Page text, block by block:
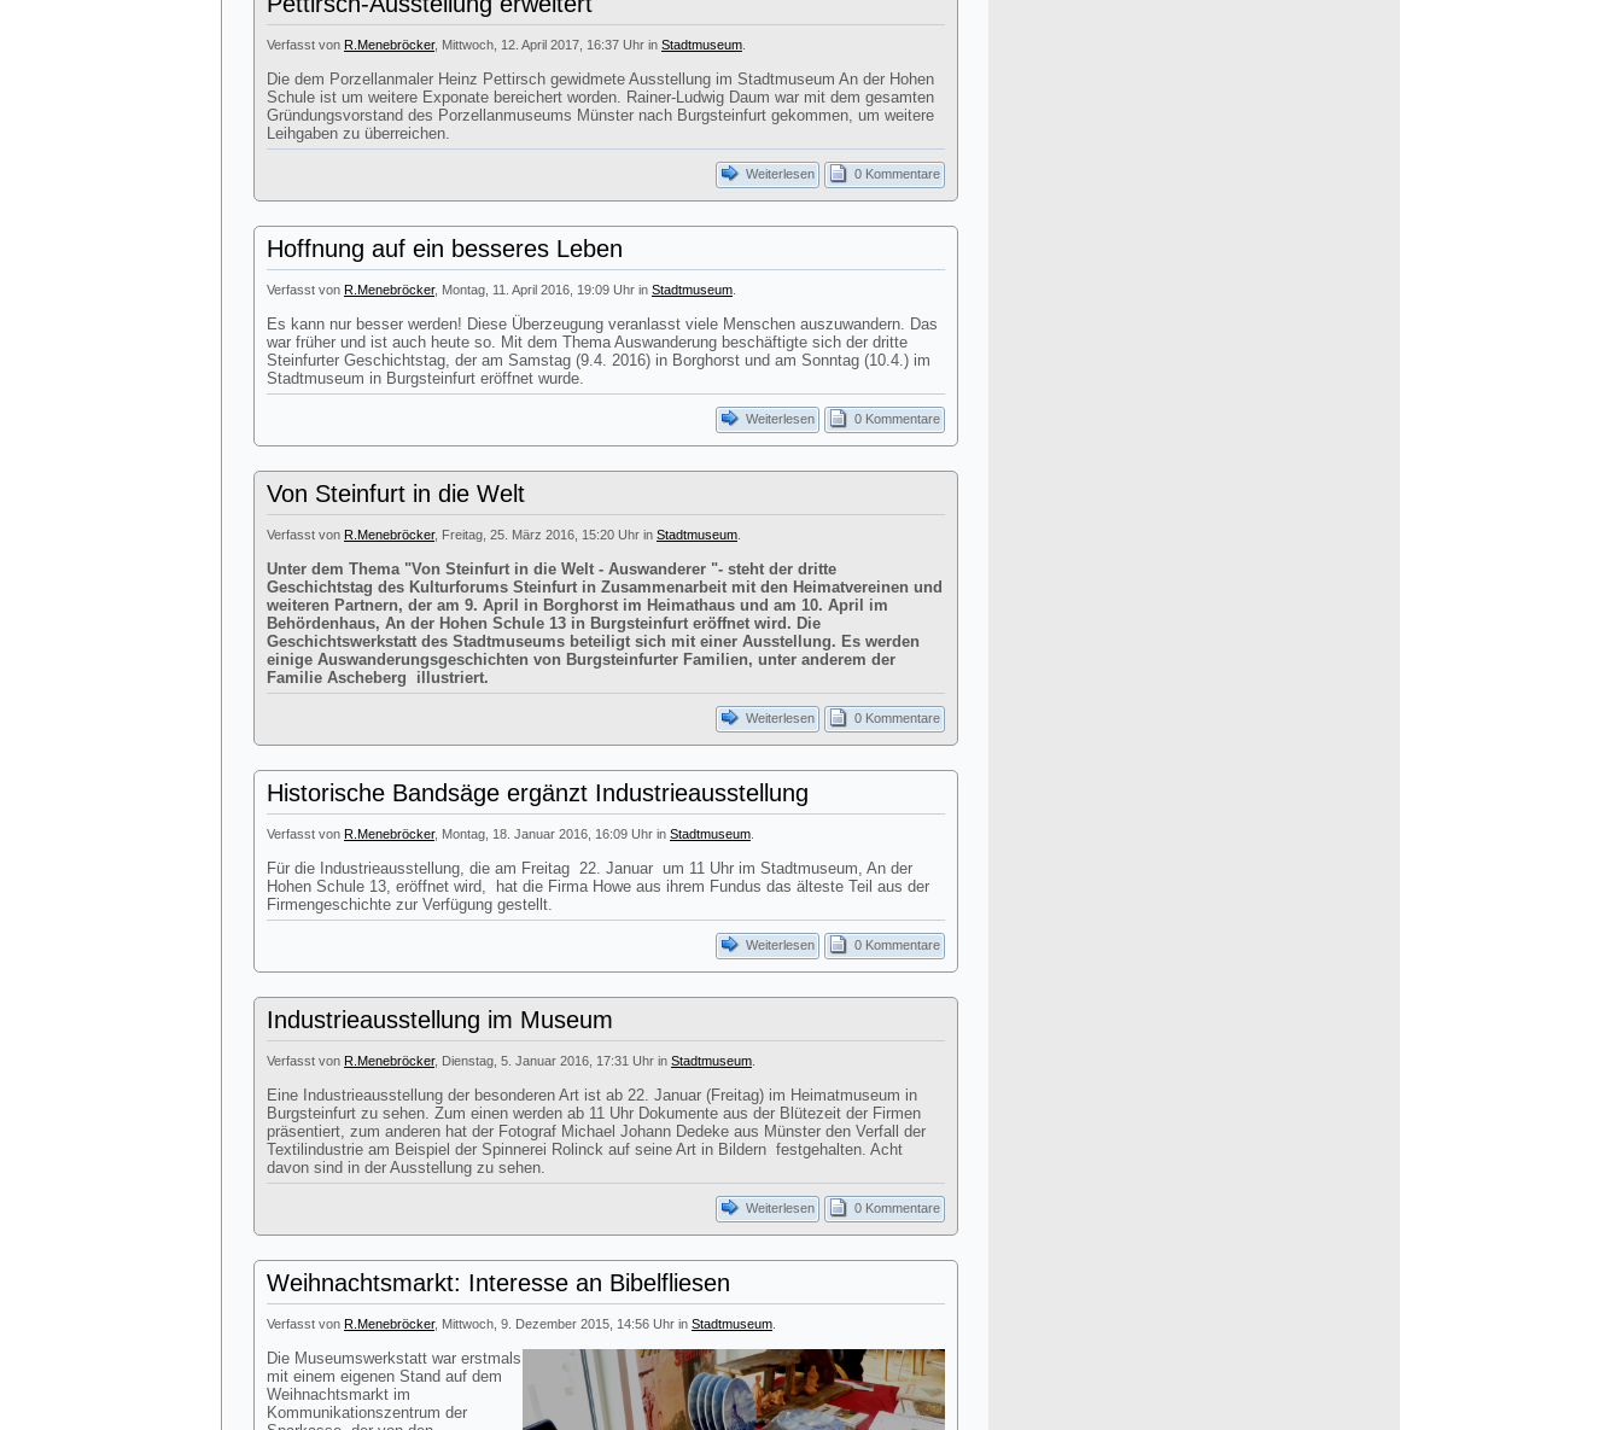
Verfasst von R.Menebröcker, Mittwoch, 12. April 2017, 16:37 Uhr in Stadtmuseum
Die dem Porzellanmaler Heinz Pettirsch gewidmete Ausstellung im Stadtmuseum An der Hohen
Schule ist um weitere Exponate bereichert worden. Rainer-Ludwig Daum war mit dem gesamten
Gründungsvorstand des Porzellanmuseums Münster nach Burgsteinfurt gekommen, um weitere
Leihgaben zu überreichen.
0 Kommentare
Weiterlesen
Hoffnung auf ein besseres Leben
Verfasst von R.Menebröcker, Montag, 11. April 2016, 19:09 Uhr in Stadtmuseum
Es kann nur besser werden! Diese Überzeugung veranlasst viele Menschen auszuwandern. Das
war früher und ist auch heute so. Mit dem Thema Auswanderung beschäftigte sich der dritte
Steinfurter Geschichtstag, der am Samstag (9.4. 2016) in Borghorst und am Sonntag (10.4.) im
Stadtmuseum in Burgsteinfurt eröffnet wurde.
0 Kommentare
Weiterlesen
Von Steinfurt in die Welt
Verfasst von R.Menebröcker, Freitag, 25. März 2016, 15:20 Uhr in Stadtmuseum
Unter dem Thema "Von Steinfurt in die Welt - Auswanderer "- steht der dritte
Geschichtstag des Kulturforums Steinfurt in Zusammenarbeit mit den Heimatvereinen und
weiteren Partnern, der am 9. April in Borghorst im Heimathaus und am 10. April im
Behördenhaus, An der Hohen Schule 13 in Burgsteinfurt eröffnet wird. Die
Geschichtswerkstatt des Stadtmuseums beteiligt sich mit einer Ausstellung. Es werden
einige Auswanderungsgeschichten von Burgsteinfurter Familien, unter anderem der
Familie Ascheberg illustriert.
0 Kommentare
Weiterlesen
Historische Bandsäge ergänzt Industrieausstellung
Verfasst von R.Menebröcker, Montag, 18. Januar 2016, 16:09 Uhr in Stadtmuseum
Für die Industrieausstellung, die am Freitag 22. Januar um 11 Uhr im Stadtmuseum, An der
Hohen Schule 13, eröffnet wird, hat die Firma Howe aus ihrem Fundus das älteste Teil aus der
Firmengeschichte zur Verfügung gestellt.
0 Kommentare
Weiterlesen
Industrieausstellung im Museum
Verfasst von R.Menebröcker, Dienstag, 5. Januar 2016, 17:31 Uhr in Stadtmuseum
Eine Industrieausstellung der besonderen Art ist ab 22. Januar (Freitag) im Heimatmuseum in
Burgsteinfurt zu sehen. Zum einen werden ab 11 Uhr Dokumente aus der Blütezeit der Firmen
präsentiert, zum anderen hat der Fotograf Michael Johann Dedeke aus Münster den Verfall der
Textilindustrie am Beispiel der Spinnerei Rolinck auf seine Art in Bildern festgehalten. Acht
davon sind in der Ausstellung zu sehen.
0 Kommentare
Weiterlesen
Weihnachtsmarkt: Interesse an Bibelfliesen
Verfasst von R.Menebröcker, Mittwoch, 9. Dezember 2015, 14:56 Uhr in Stadtmuseum
Die Museumswerkstatt war erstmals
mit einem eigenen Stand auf dem
Weihnachtsmarkt im
Kommunikationszentrum der